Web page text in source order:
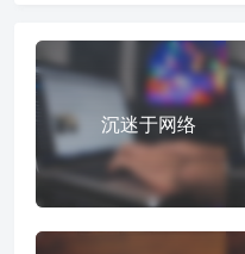
沉迷于网络